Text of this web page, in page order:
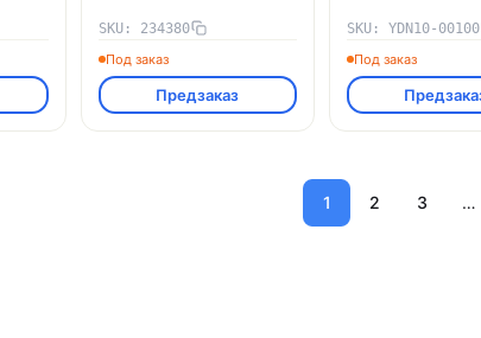
SKU: 234380
Под заказ
Предзаказ
SKU: YDN10-00100
Под заказ
1 2 3 …